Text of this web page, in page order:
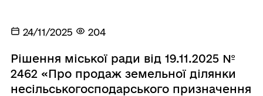
24/11/2025 204
Рішення міської ради від 19.11.2025 №
2462 «Про продаж земельної ділянки
несільськогосподарського призначення